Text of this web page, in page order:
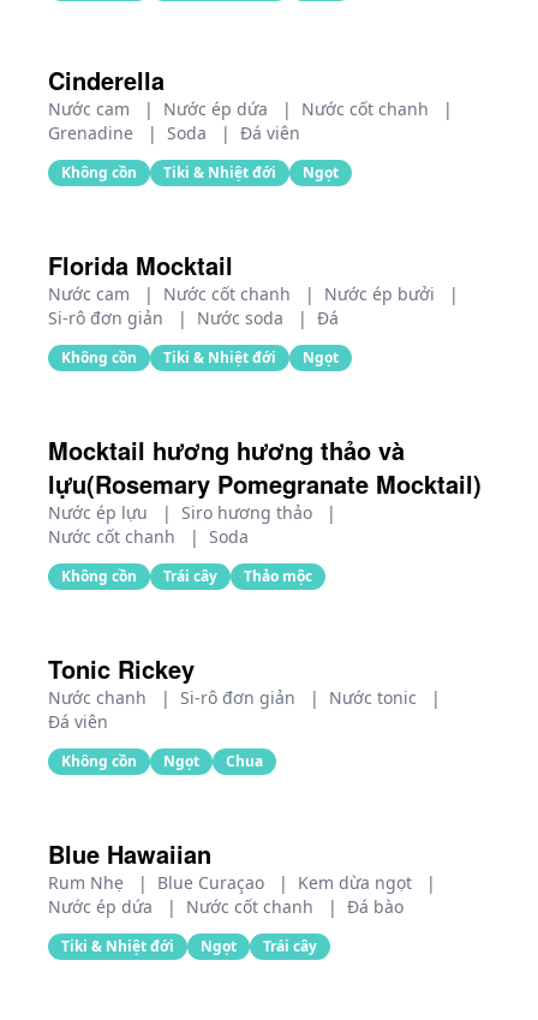
Cinderella
Nước cam | Nước ép dứa | Nước cốt chanh
|
Grenadine
| Soda | Đá viên
Không cồn Tiki & Nhiệt đới Ngọt
Florida Mocktail
Nước cam | Nước cốt chanh | Nước ép bưởi
|
Si-rô đơn giản
| Nước soda | Đá
Không cồn Tiki & Nhiệt đới Ngọt
Mocktail hương hương thảo và
lựu(Rosemary Pomegranate Mocktail)
Nước ép lựu | Siro hương thảo
|
Nước cốt chanh
| Soda
Không cồn Trái cây Thảo mộc
Tonic Rickey
Nước chanh | Si-rô đơn giản | Nước tonic
|
Đá viên
Không cồn Ngọt Chua
Blue Hawaiian
Rum Nhẹ | Blue Curaçao | Kem dừa ngọt
|
Nước ép dứa
| Nước cốt chanh | Đá bào
Tiki & Nhiệt đới Ngọt Trái cây